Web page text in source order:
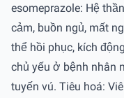
esomeprazole: Hệ
cảm, buồn ngủ, mất
thể hồi phục, kích
chủ yếu ở bệnh nhân
tuyến vú. Tiêu hoá: